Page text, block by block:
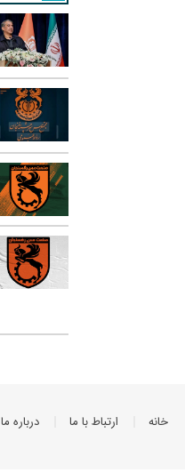
خانه ارتباط با ما درباره ما